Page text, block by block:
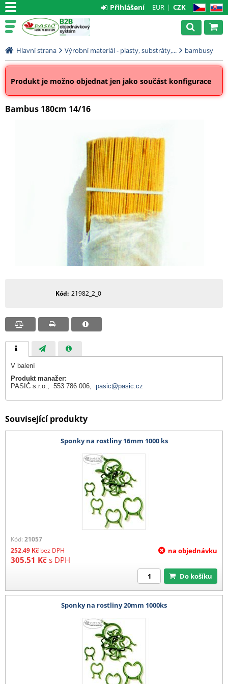
CZ SK
EUR CZK
Přihlášení
Hlavní strana Výrobní materiál - plasty, substráty,... bambusy
Produkt je možno objednat jen jako součást konfigurace
Bambus 180cm 14/16
Kód 21982_2_0
V balení
Produkt manažer:
PASIČ s.r.o., 553 786 006, pasic@pasic.cz
Související produkty
Sponky na rostliny 16mm 1000 ks
Kód: 21057
252.49 Kč bez DPH
305.51 Kč s DPH
na objednávku
Do košíku
Sponky na rostliny 20mm 1000ks